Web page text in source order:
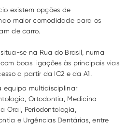
existem opções de
maior comodidade para os
de carro.
se na Rua do Brasil, numa
boas ligações às principais vias
a partir da IC2 e da A1.
equipa multidisciplinar
Ortodontia, Medicina
Oral, Periodontologia,
e Urgências Dentárias, entre